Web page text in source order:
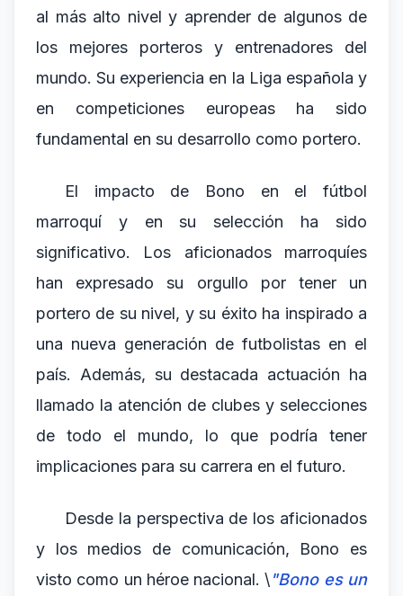
al más alto nivel y aprender de algunos de
los mejores porteros y entrenadores del
mundo. Su experiencia en la Liga española y
en competiciones europeas ha sido
fundamental en su desarrollo como portero.
El impacto de Bono en el fútbol
marroquí y en su selección ha sido
significativo. Los aficionados marroquíes
han expresado su orgullo por tener un
portero de su nivel, y su éxito ha inspirado a
una nueva generación de futbolistas en el
país. Además, su destacada actuación ha
llamado la atención de clubes y selecciones
de todo el mundo, lo que podría tener
implicaciones para su carrera en el futuro.
Desde la perspectiva de los aficionados
y los medios de comunicación, Bono es
visto como un héroe nacional. \"Bono es un